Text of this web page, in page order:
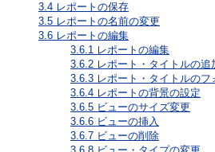
3.4 レポートの保存
3.5 レポートの名前の変更
3.6 レポートの編集
3.6.1 レポートの編集
3.6.2 レポート・タイトルの追
3.6.3 レポート・タイトルのフ
3.6.4 レポートの背景の設定
3.6.5 ビューのサイズ変更
3.6.6 ビューの挿入
3.6.7 ビューの削除